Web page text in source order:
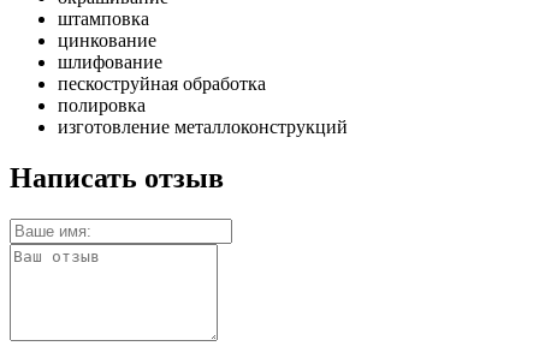
штамповка
цинкование
шлифование
пескоструйная обработка
полировка
изготовление металлоконструкций
Написать отзыв